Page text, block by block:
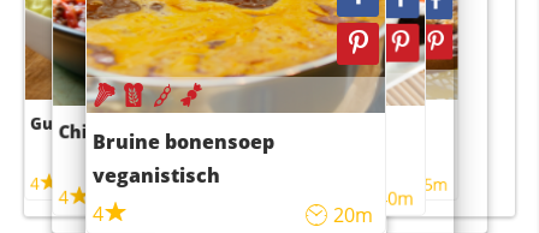
Guacamole
4
Chili con carne
4 45m
Bruine bonensoep
veganistisch
4
20m
Sushi rijstsalade
maaltijdsalade
40m
4 55m